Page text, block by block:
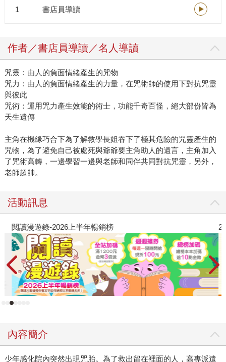
1 書店員導讀
作者／書店員導讀／名人導讀
咒靈：由人的負面情緒產生的咒物
咒力：由人的負面情緒產生的力量，在咒術師的使用下對抗咒靈
與彼此
咒術：運用咒力產生效能的術士，功能千奇百怪，絕大部份皆為
天生遺傳
主角在機緣巧合下為了解救學長姐吞下了極其危險的咒靈產生的
咒物，為了避免自己被處死與爺爺要主角助人的遺言，主角加入
了咒術高轉，一邊學習一邊與老師和同伴共同對抗咒靈，另外，
老師超帥。
活動訊息
閱讀漫遊錄-2026上半年暢銷榜
內容簡介
少年感化院內突然出現咒胎。為了救出留在裡面的人，高專派遣